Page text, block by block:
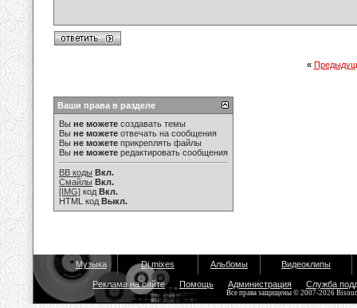
«
Ваши права в разделе
Вы не можете создавать темы
Вы не можете отвечать на сообщения
Вы не можете прикреплять файлы
Вы не можете редактировать сообщения
BB коды Вкл.
Смайлы Вкл.
[IMG] код Вкл.
HTML код Выкл.
Музыка Dj mixes Альбомы Видеоклипы
Реклама на сайте Помощь Администрация Служба
Все права защищены © 2007-2026